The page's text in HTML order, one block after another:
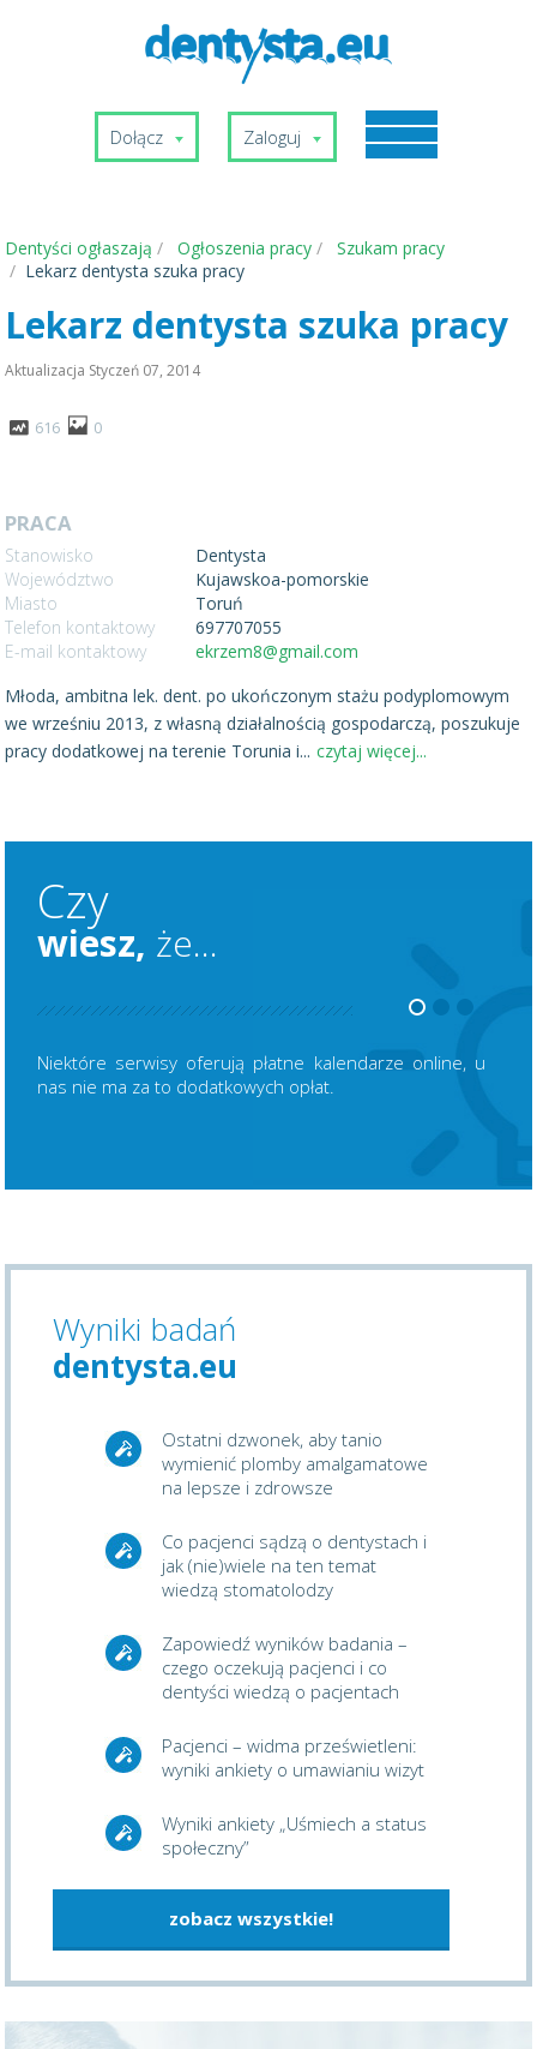
Dołącz Zaloguj
Dentyści ogłaszają Ogłoszenia pracy
Szukam pracy
Lekarz dentysta szuka pracy
Lekarz dentysta szuka pracy
Aktualizacja Styczeń 07, 2014
616 0
PRACA
Stanowisko
Dentysta
Województwo
Kujawskoa-pomorskie
Miasto
Toruń
Telefon kontaktowy
697707055
E-mail kontaktowy
ekrzem8@gmail.com
Młoda, ambitna lek. dent. po ukończonym stażu podyplomowym
we wrześniu 2013, z własną działalnością gospodarczą, poszukuje
pracy dodatkowej na terenie Torunia i... czytaj więcej...
Czy
wiesz, że...
Niektóre serwisy oferują płatne kalendarze online, u
nas nie ma za to dodatkowych opłat.
Wyniki badań
dentysta.eu
Ostatni dzwonek, aby tanio
wymienić plomby amalgamatowe
na lepsze i zdrowsze
Co pacjenci sądzą o dentystach i
jak (nie)wiele na ten temat
wiedzą stomatolodzy
Zapowiedź wyników badania –
czego oczekują pacjenci i co
dentyści wiedzą o pacjentach
Pacjenci – widma prześwietleni:
wyniki ankiety o umawianiu wizyt
Wyniki ankiety „Uśmiech a status
społeczny”
zobacz wszystkie!